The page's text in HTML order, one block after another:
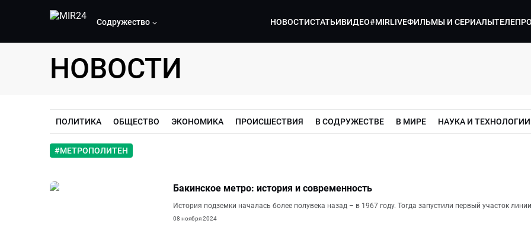
Содружество НОВОСТИСТАТЬИВИДЕО#MIRLIVEФИЛЬМЫ И СЕРИАЛЫ
НОВОСТИ
ПОЛИТИКА ОБЩЕСТВО ЭКОНОМИКА ПРОИСШЕСТВИЯ В СОДРУЖЕСТВЕ В МИРЕ НАУКА И ТЕХНОЛОГИИ
#МЕТРОПОЛИТЕН
Бакинское метро: история и современность
История подземки началась более полувека назад – в 1967 году. Тогда запустили первый участок
08 ноября 2024